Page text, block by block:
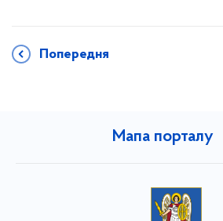
Попередня
Мапа порталу